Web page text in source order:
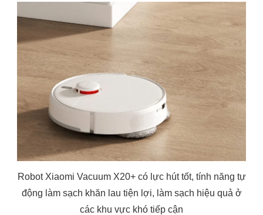
Robot Xiaomi Vacuum X20+ có lực hút tốt, tính năng tự
động làm sạch khăn lau tiện lợi, làm sạch hiệu quả ở
các khu vực khó tiếp cận